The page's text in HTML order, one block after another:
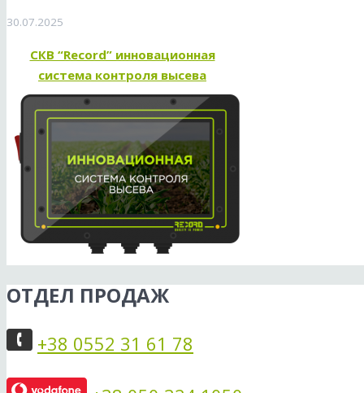
30.07.2025
СКВ “Record” инновационная
система контроля высева
ОТДЕЛ ПРОДАЖ
+38 0552 31 61 78